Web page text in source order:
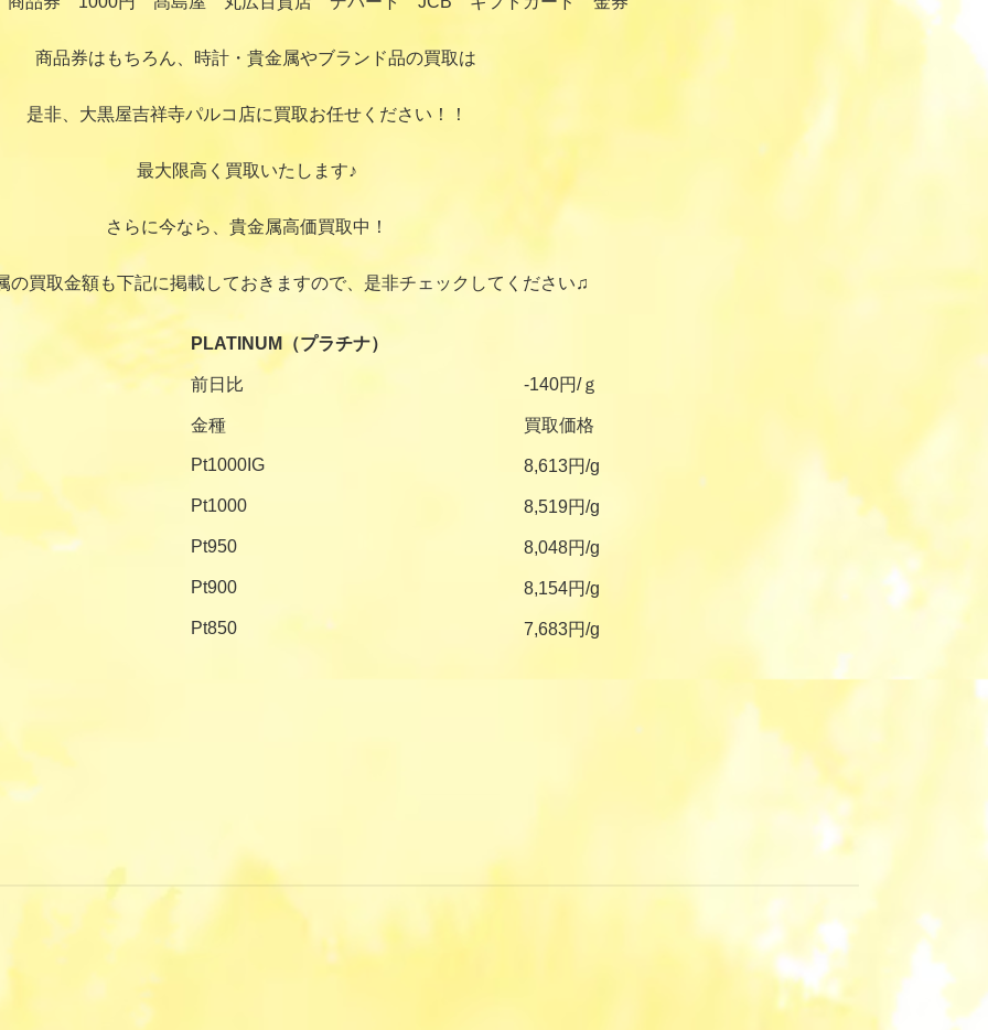
商品券はもちろん、時計・貴金属やブランド品の買取は
是非、大黒屋吉祥寺パルコ店に買取お任せください！！
最大限高く買取いたします♪
さらに今なら、貴金属高価買取中！
の買取金額も下記に掲載しておきますので、是非チェックしてください♫
PLATINUM（プラチナ）
前日比 -140円/ｇ
金種 買取価格
Pt1000IG 8,613円/g
Pt1000 8,519円/g
Pt950 8,048円/g
Pt900 8,154円/g
Pt850 7,683円/g